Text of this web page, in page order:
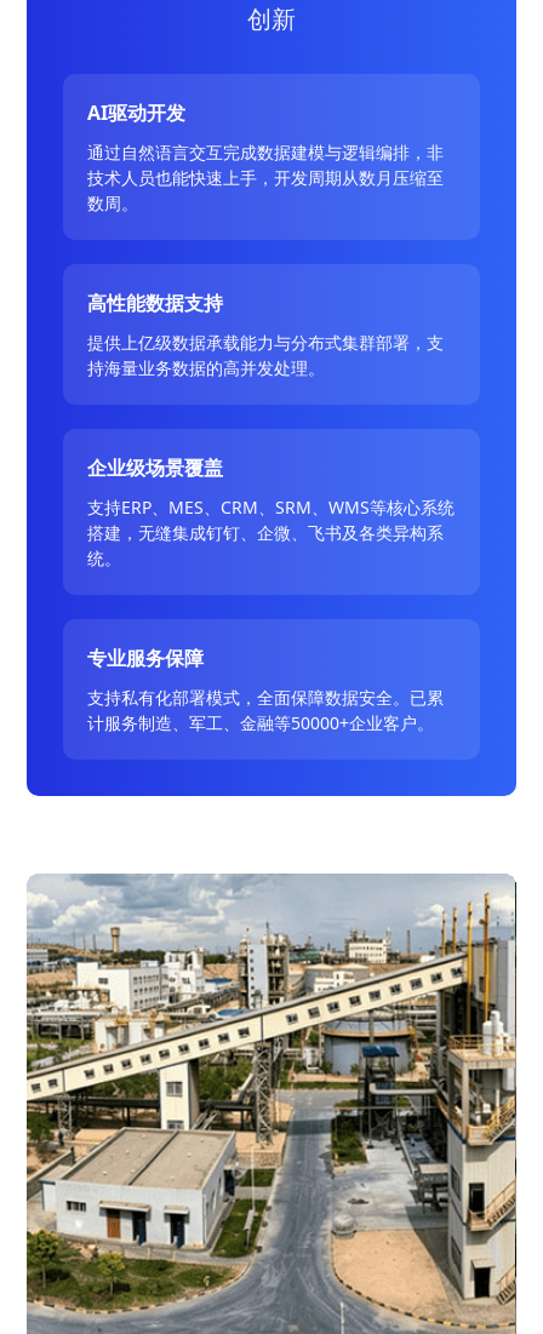
创新
AI驱动开发
通过自然语言交互完成数据建模与逻辑编排，非
技术人员也能快速上手，开发周期从数月压缩至
数周。
高性能数据支持
提供上亿级数据承载能力与分布式集群部署，支
持海量业务数据的高并发处理。
企业级场景覆盖
支持ERP、MES、CRM、SRM、WMS等核心系统
搭建，无缝集成钉钉、企微、飞书及各类异构系
统。
专业服务保障
支持私有化部署模式，全面保障数据安全。已累
计服务制造、军工、金融等50000+企业客户。